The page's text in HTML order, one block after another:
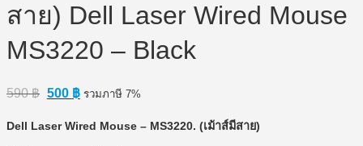
สาย) Dell Laser Wired Mouse
MS3220 – Black
590฿ Original
price
500 ฿Current
price
รวมภาษี 7%
Dell Laser Wired Mouse – MS3220. (เม้าส์มีสาย)